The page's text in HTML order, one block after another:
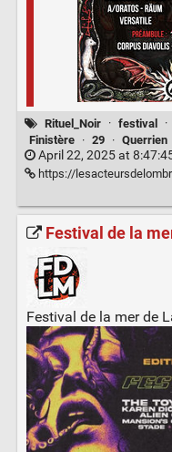
Rituel_Noir · festival ·
Finistère
· 29 · Querrien
April 22, 2025 at
https://
Festival de la
Festival de la mer de